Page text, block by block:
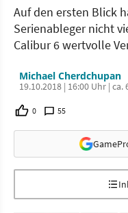
Auf den ersten Blick
Serienableger nicht
Calibur 6 wertvolle
Michael Cherdchupan
19.10.2018 | 16:00 Uhr |
0 55